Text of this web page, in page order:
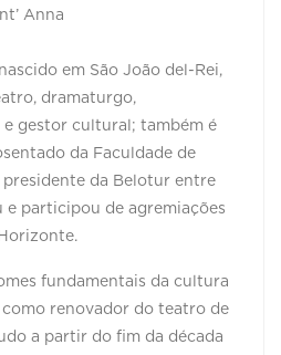
Anna
em São João del-Rei,
dramaturgo,
e gestor cultural; também é
da Faculdade de
presidente da Belotur entre
e participou de agremiações
fundamentais da cultura
renovador do teatro de
a partir do fim da década